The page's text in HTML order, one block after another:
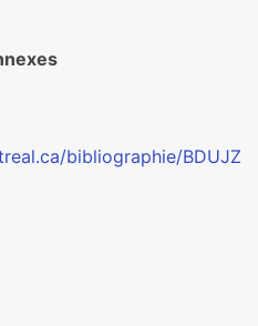
bibliographie/BDUJZ